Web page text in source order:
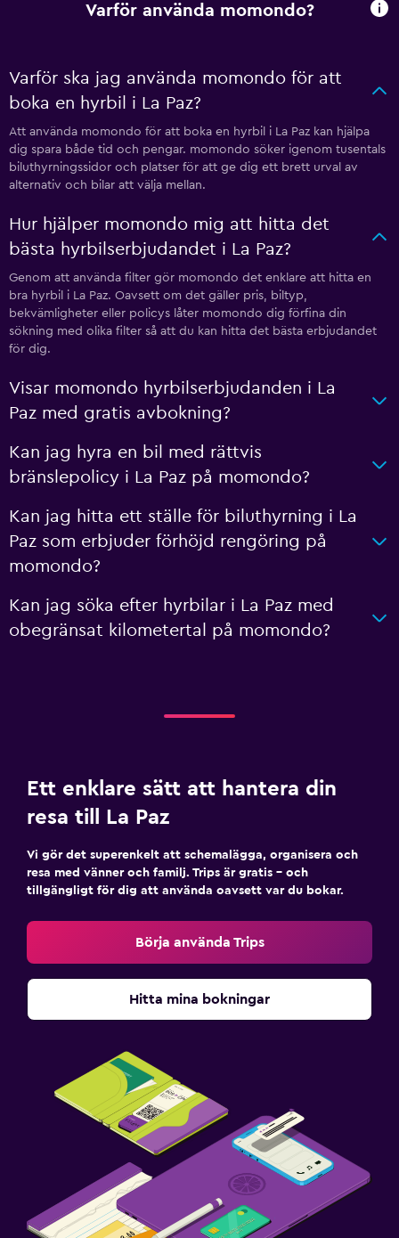
Varför använda momondo?
Varför ska jag använda momondo för att
boka en hyrbil i La Paz?
Att använda momondo för att boka en hyrbil i La Paz kan hjälpa
dig spara både tid och pengar. momondo söker igenom tusentals
biluthyrningssidor och platser för att ge dig ett brett urval av
alternativ och bilar att välja mellan.
Hur hjälper momondo mig att hitta det
bästa hyrbilserbjudandet i La Paz?
Genom att använda filter gör momondo det enklare att hitta en
bra hyrbil i La Paz. Oavsett om det gäller pris, biltyp,
bekvämligheter eller policys låter momondo dig förfina din
sökning med olika filter så att du kan hitta det bästa erbjudandet
för dig.
Visar momondo hyrbilserbjudanden i La
Paz med gratis avbokning?
Kan jag hyra en bil med rättvis
bränslepolicy i La Paz på momondo?
Kan jag hitta ett ställe för biluthyrning i La
Paz som erbjuder förhöjd rengöring på
momondo?
Kan jag söka efter hyrbilar i La Paz med
obegränsat kilometertal på momondo?
Ett enklare sätt att hantera din
resa till La Paz
Vi gör det superenkelt att schemalägga, organisera och
resa med vänner och familj. Trips är gratis – och
tillgängligt för dig att använda oavsett var du bokar.
Börja använda Trips
Hitta mina bokningar